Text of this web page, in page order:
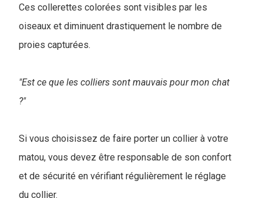
Ces collerettes colorées sont visibles par les
oiseaux et diminuent drastiquement le nombre de
proies capturées.
"Est ce que les colliers sont mauvais pour mon chat
?"
Si vous choisissez de faire porter un collier à votre
matou, vous devez être responsable de son confort
et de sécurité en vérifiant régulièrement le réglage
du collier.